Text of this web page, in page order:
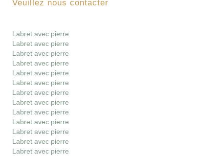
Veuillez nous contacter
Labret avec pierre
Labret avec pierre
Labret avec pierre
Labret avec pierre
Labret avec pierre
Labret avec pierre
Labret avec pierre
Labret avec pierre
Labret avec pierre
Labret avec pierre
Labret avec pierre
Labret avec pierre
Labret avec pierre